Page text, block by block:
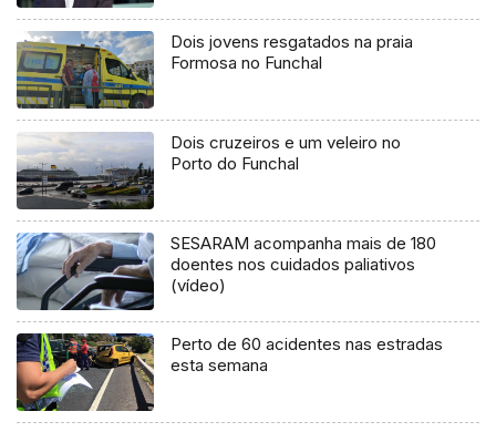
Dois jovens resgatados na praia
Formosa no Funchal
Dois cruzeiros e um veleiro no
Porto do Funchal
SESARAM acompanha mais de 180
doentes nos cuidados paliativos
(vídeo)
Perto de 60 acidentes nas estradas
esta semana